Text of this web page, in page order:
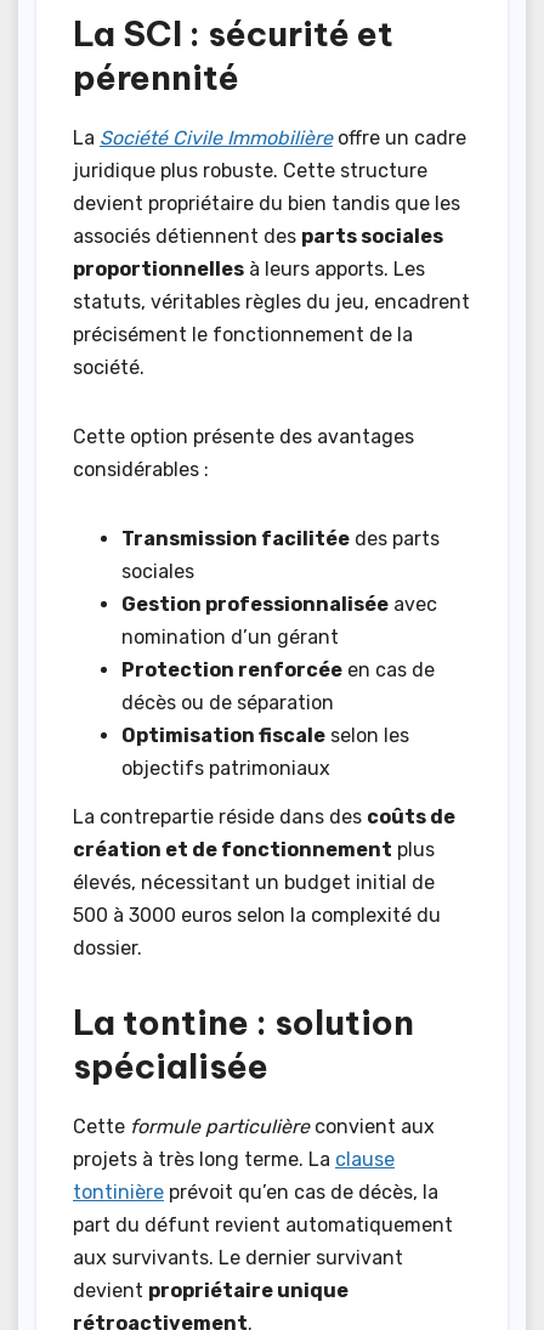
La SCI : sécurité et
pérennité
La Société Civile Immobilièreoffre un cadre
juridique plus robuste. Cette structure
devient propriétaire du bien tandis que les
associés détiennent des parts sociales
proportionnelles à leurs apports. Les
statuts, véritables règles du jeu, encadrent
précisément le fonctionnement de la
société.
Cette option présente des avantages
considérables :
Transmission facilitée des parts
sociales
Gestion professionnalisée avec
nomination d’un gérant
Protection renforcée en cas de
décès ou de séparation
Optimisation fiscale selon les
objectifs patrimoniaux
La contrepartie réside dans des coûts de
création et de fonctionnement plus
élevés, nécessitant un budget initial de
500 à 3000 euros selon la complexité du
dossier.
La tontine : solution
spécialisée
Cette formule particulièreconvient aux
projets à très long terme. La clause
tontinière prévoit qu’en cas de décès, la
part du défunt revient automatiquement
aux survivants. Le dernier survivant
devient propriétaire unique
rétroactivement.